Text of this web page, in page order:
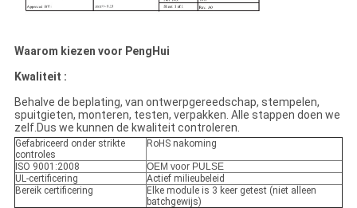
Waarom kiezen voor PengHui
Kwaliteit :
Behalve de beplating, van ontwerpgereedschap, stempelen,
spuitgieten, monteren, testen, verpakken. Alle stappen doen we
zelf.Dus we kunnen de kwaliteit controleren.
Gefabriceerd onder strikte
controles
RoHS nakoming
ISO 9001:2008
OEM voor PULSE
UL-certificering
Actief milieubeleid
Bereik certificering
Elke module is 3 keer getest (niet alleen
batchgewijs)